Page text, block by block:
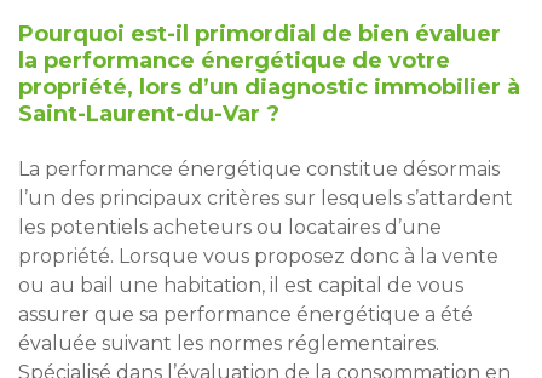
Pourquoi est-il primordial de bien évaluer
la performance énergétique de votre
propriété, lors d’un diagnostic immobilier à
Saint-Laurent-du-Var ?
La performance énergétique constitue désormais
l’un des principaux critères sur lesquels s’attardent
les potentiels acheteurs ou locataires d’une
propriété. Lorsque vous proposez donc à la vente
ou au bail une habitation, il est capital de vous
assurer que sa performance énergétique a été
évaluée suivant les normes réglementaires.
Spécialisé dans l’évaluation de la consommation en